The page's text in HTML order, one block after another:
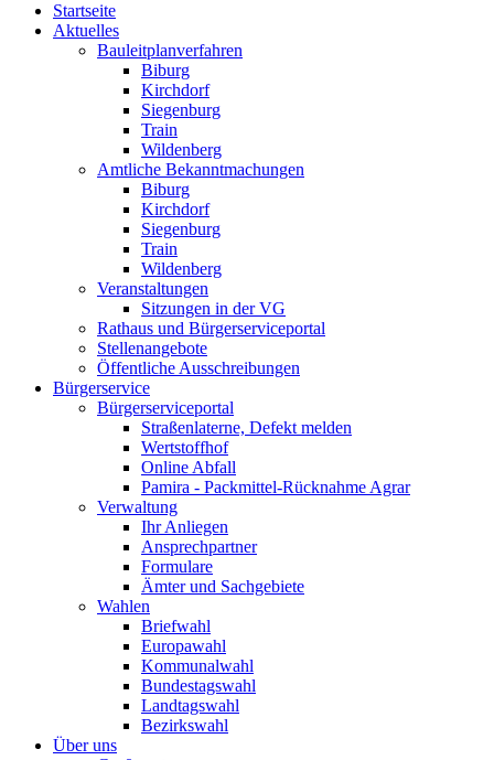
Startseite
Aktuelles
Bauleitplanverfahren
Biburg
Kirchdorf
Siegenburg
Train
Wildenberg
Amtliche Bekanntmachungen
Biburg
Kirchdorf
Siegenburg
Train
Wildenberg
Veranstaltungen
Sitzungen in der VG
Rathaus und Bürgerserviceportal
Stellenangebote
Öffentliche Ausschreibungen
Bürgerservice
Bürgerserviceportal
Straßenlaterne, Defekt melden
Wertstoffhof
Online Abfall
Pamira - Packmittel-Rücknahme Agrar
Verwaltung
Ihr Anliegen
Ansprechpartner
Formulare
Ämter und Sachgebiete
Wahlen
Briefwahl
Europawahl
Kommunalwahl
Bundestagswahl
Landtagswahl
Bezirkswahl
Über uns